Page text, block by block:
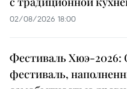
02/08/2026 18:00
Фестиваль Хюэ-2026:
фестиваль,